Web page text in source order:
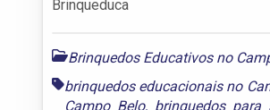
Brinqueduca
Brinquedos Educativos no
brinquedos educacionais no
Campo Belo, brinquedos